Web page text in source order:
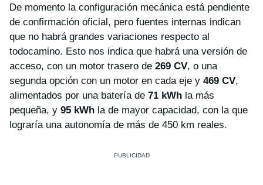
De momento la configuración mecánica está pendiente
de confirmación oficial, pero fuentes internas indican
que no habrá grandes variaciones respecto al
todocamino. Esto nos indica que habrá una versión de
acceso, con un motor trasero de 269 CV, o una
segunda opción con un motor en cada eje y 469 CV,
alimentados por una batería de 71 kWh la más
pequeña, y 95 kWh la de mayor capacidad, con la que
lograría una autonomía de más de 450 km reales.